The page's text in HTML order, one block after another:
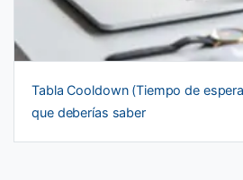
Tabla Cooldown (Tiempo de
que deberías saber